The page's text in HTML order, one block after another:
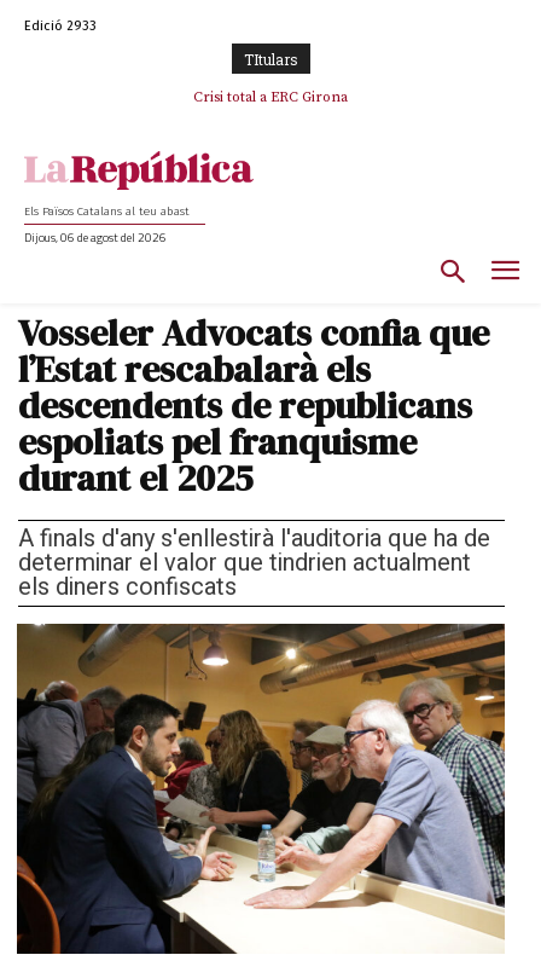
Edició 2933
TItulars
Crisi total a ERC Girona
L’abandonament de les seleccions catalanes per part de la UFEC
Els Països Catalans al teu abast
Dijous, 06 de agost del 2026
Vosseler Advocats confia que
l’Estat rescabalarà els
descendents de republicans
espoliats pel franquisme
durant el 2025
A finals d'any s'enllestirà l'auditoria que ha de
determinar el valor que tindrien actualment
els diners confiscats